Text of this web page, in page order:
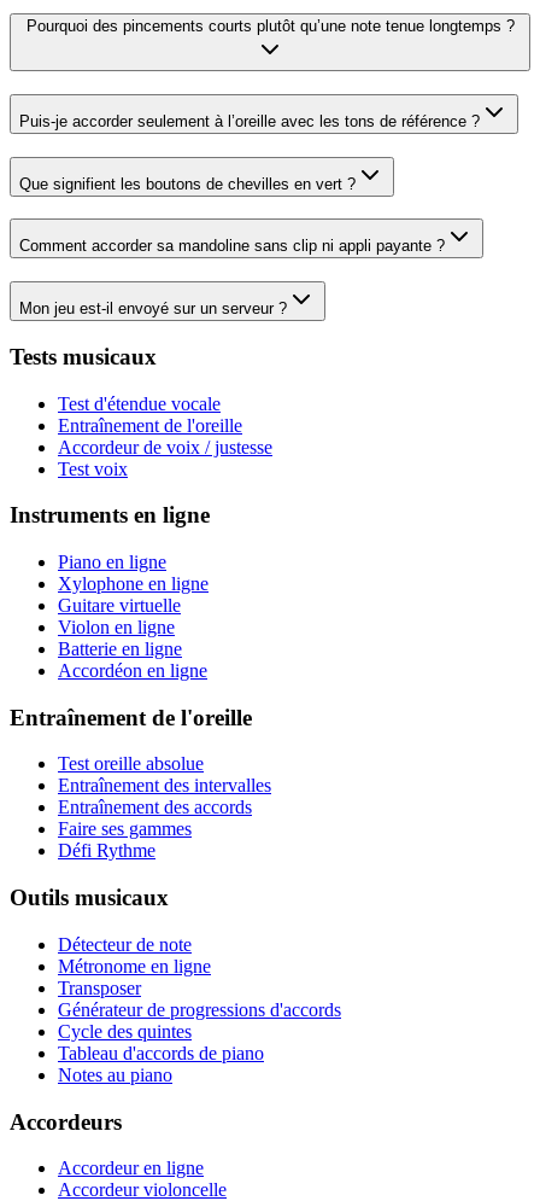
Pourquoi des pincements courts plutôt qu’une note tenue longtemps ?
Puis-je accorder seulement à l’oreille avec les tons de référence ?
Que signifient les boutons de chevilles en vert ?
Comment accorder sa mandoline sans clip ni appli payante ?
Mon jeu est-il envoyé sur un serveur ?
Tests musicaux
Test d'étendue vocale
Entraînement de l'oreille
Accordeur de voix / justesse
Test voix
Instruments en ligne
Piano en ligne
Xylophone en ligne
Guitare virtuelle
Violon en ligne
Batterie en ligne
Accordéon en ligne
Entraînement de l'oreille
Test oreille absolue
Entraînement des intervalles
Entraînement des accords
Faire ses gammes
Défi Rythme
Outils musicaux
Détecteur de note
Métronome en ligne
Transposer
Générateur de progressions d'accords
Cycle des quintes
Tableau d'accords de piano
Notes au piano
Accordeurs
Accordeur en ligne
Accordeur violoncelle